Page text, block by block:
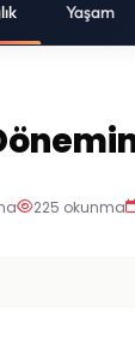
Yaşam
225 okunma